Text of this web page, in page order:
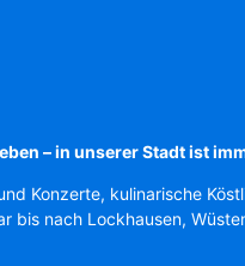
– in unserer Stadt ist
Konzerte, kulinarische
bis nach Lockhausen,